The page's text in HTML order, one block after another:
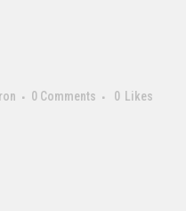
0 Comments 0 Likes